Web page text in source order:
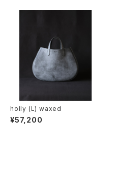
holly (L) waxed
¥57,200